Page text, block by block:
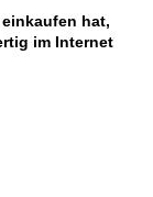
hat,
im Internet